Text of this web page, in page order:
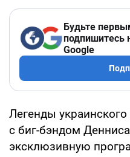
Будьте
подпишитесь
Google
Легенды
с биг-бэндом
эксклюзивную